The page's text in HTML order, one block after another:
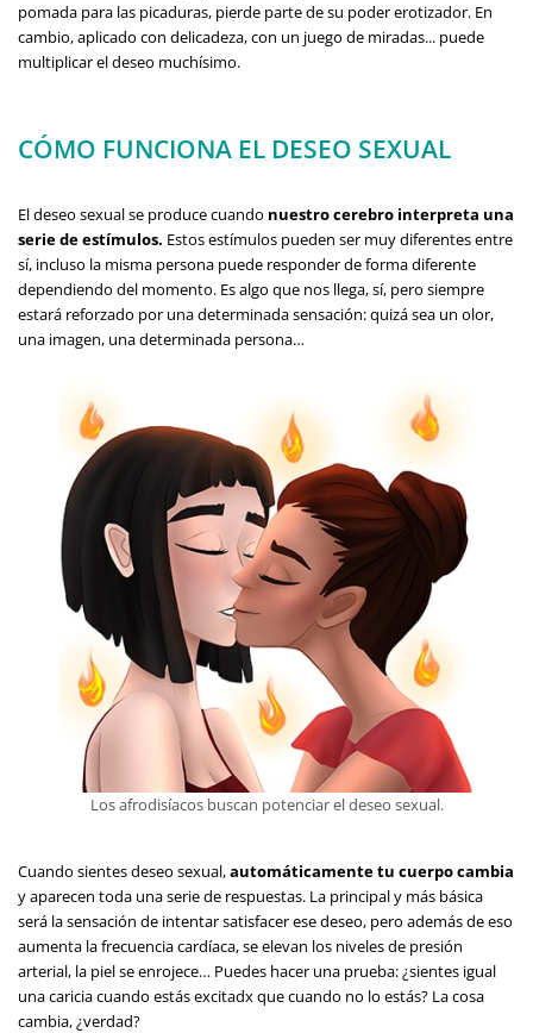
pomada para las picaduras, pierde parte de su poder erotizador. En
cambio, aplicado con delicadeza, con un juego de miradas... puede
multiplicar el deseo muchísimo.
CÓMO FUNCIONA EL DESEO SEXUAL
El deseo sexual se produce cuando nuestro cerebro interpreta una
serie de estímulos. Estos estímulos pueden ser muy diferentes entre
sí, incluso la misma persona puede responder de forma diferente
dependiendo del momento. Es algo que nos llega, sí, pero siempre
estará reforzado por una determinada sensación: quizá sea un olor,
una imagen, una determinada persona…
Los afrodisíacos buscan potenciar el deseo sexual.
Cuando sientes deseo sexual,automáticamente tu cuerpo cambia
y aparecen toda una serie de respuestas. La principal y más básica
será la sensación de intentar satisfacer ese deseo, pero además de eso
aumenta la frecuencia cardíaca, se elevan los niveles de presión
arterial, la piel se enrojece… Puedes hacer una prueba: ¿sientes igual
una caricia cuando estás excitadx que cuando no lo estás? La cosa
cambia, ¿verdad?